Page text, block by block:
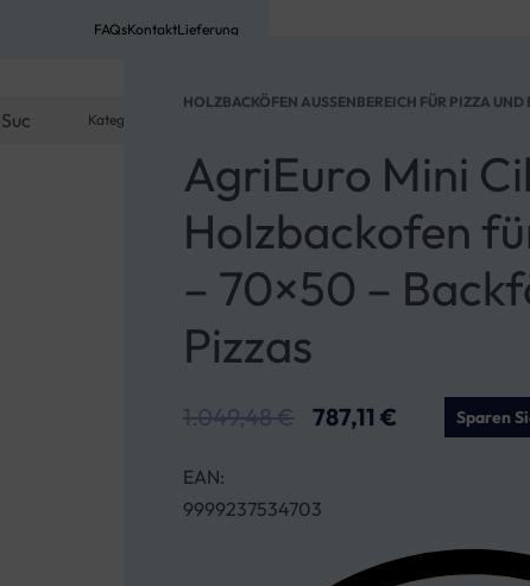
FAQsKontaktLieferung
Kategorie
HOLZBACKÖFEN AUSSENBEREICH FÜR PIZZA UND
1.314,52 € 985,89 €
511,93
383,95€
AgriEuro Mini
Holzbackofen
– 70×50 –
Pizzas
1.049,48€ 787,11 € Sparen
EAN:
9999237534703